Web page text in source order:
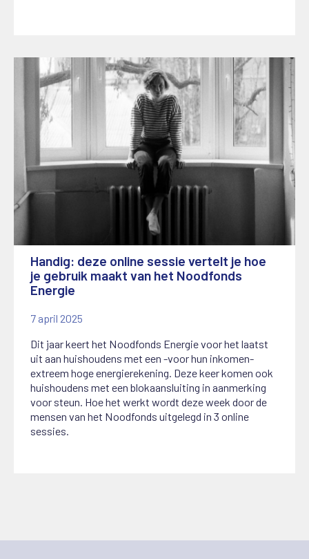
Handig: deze online sessie vertelt je hoe
je gebruik maakt van het Noodfonds
Energie
7 april 2025
Dit jaar keert het Noodfonds Energie voor het laatst
uit aan huishoudens met een -voor hun inkomen-
extreem hoge energierekening. Deze keer komen ook
huishoudens met een blokaansluiting in aanmerking
voor steun. Hoe het werkt wordt deze week door de
mensen van het Noodfonds uitgelegd in 3 online
sessies.